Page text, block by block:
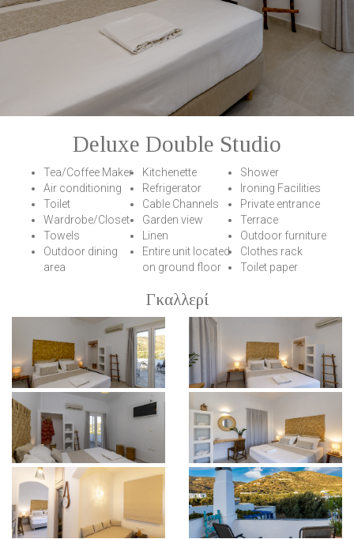
Deluxe Double Studio
Tea/Coffee Maker Κitchenette
Shower
Air conditioning
Refrigerator
Ironing Facilities
Toilet
Cable Channels
Private entrance
Wardrobe/Closet
Garden view
Terrace
Towels
Linen
Outdoor furniture
Outdoor dining
area
Entire unit located
on ground floor
Clothes rack
Toilet paper
Γκαλλερί